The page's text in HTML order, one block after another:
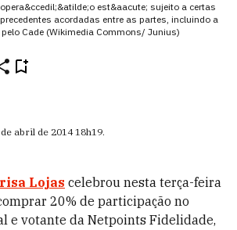
est&aacute; sujeito a certas
acordadas entre as partes, incluindo a
Cade (Wikimedia Commons/ Junius)
abril de 2014 18h19.
Lojas celebrou nesta terça-feira
20% de participação no
e votante da Netpoints Fidelidade,